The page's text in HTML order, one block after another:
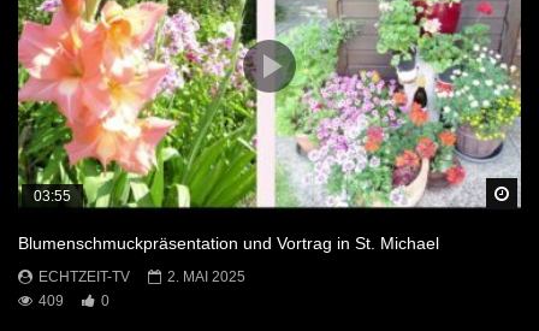
03:55
Blumenschmuckpräsentation und Vortrag in St. Michael
ECHTZEIT-TV
2. MAI 2025
409
0